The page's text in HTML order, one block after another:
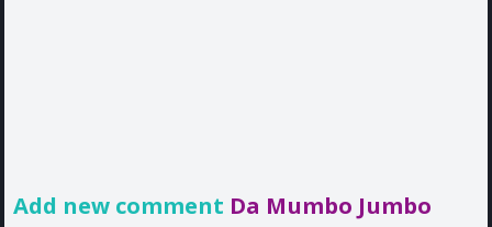
Add new comment Da Mumbo Jumbo